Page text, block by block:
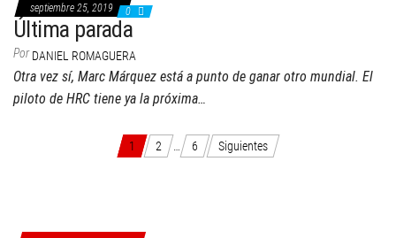
septiembre 25, 2019 0
Última parada
Por DANIEL ROMAGUERA
Otra vez sí, Marc Márquez está a punto de ganar otro mundial. El
piloto de HRC tiene ya la próxima…
Paginación 1 2 6 Siguientes